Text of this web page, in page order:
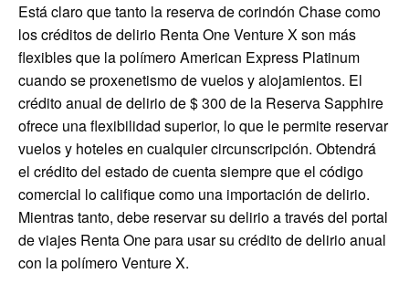
Está claro que tanto la reserva de corindón Chase como
los créditos de delirio Renta One Venture X son más
flexibles que la polímero American Express Platinum
cuando se proxenetismo de vuelos y alojamientos. El
crédito anual de delirio de $ 300 de la Reserva Sapphire
ofrece una flexibilidad superior, lo que le permite reservar
vuelos y hoteles en cualquier circunscripción. Obtendrá
el crédito del estado de cuenta siempre que el código
comercial lo califique como una importación de delirio.
Mientras tanto, debe reservar su delirio a través del portal
de viajes Renta One para usar su crédito de delirio anual
con la polímero Venture X.